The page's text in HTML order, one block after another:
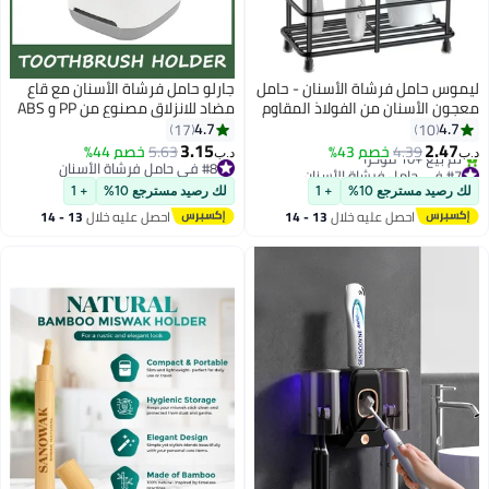
ليموس حامل فرشاة الأسنان - حامل
معجون الأسنان من الفولاذ المقاوم
للصدأ ومنظم ملحقات الحمام
(صغير، أسود)
4.7
10
د.ب‏2.47
4.39خصم 43%
#7 في حامل فرشاة الأسنان
بتخلّص بسرعة
تم بيع +10 مؤخرًا
#7 في حامل فرشاة الأسنان
لك رصيد مسترجع 10% + 1
احصل عليه خلال 13 - 14
جارلو حامل فرشاة الأسنان مع قاع
مضاد للانزلاق مصنوع من PP و ABS
البلاستيك تخزين متعدد الاستخدامات
فتحات فرشاة الأسنان الكهربائية
ومعجون الأسنان حامل الحمام منظم
للطاولة (رمادي)
4.7
17
د.ب‏3.15
5.63خصم 44%
#8 في حامل فرشاة الأسنان
#8 في حامل فرشاة الأسنان
لك رصيد مسترجع 10% + 1
احصل عليه خلال 13 - 14